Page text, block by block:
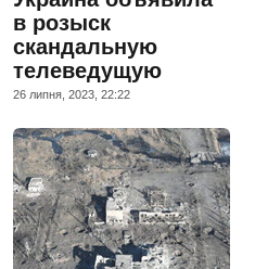
в розыск
скандальную
телеведущую
26 липня, 2023, 22:22